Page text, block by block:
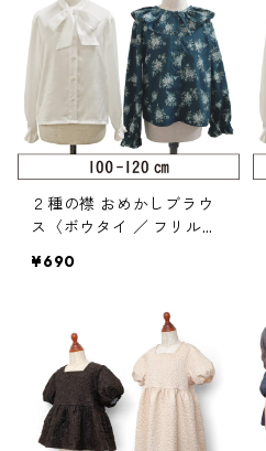
２種の襟 おめかしブラウ
ス〈ボウタイ ／ フリルギ
-040-3）
¥690